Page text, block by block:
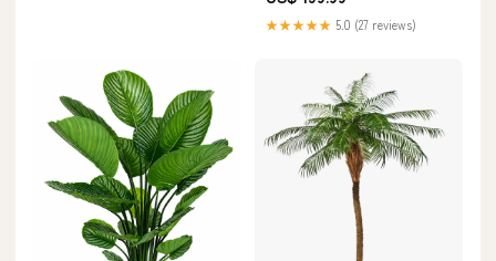
★★★★★ 5.0 (27 reviews)